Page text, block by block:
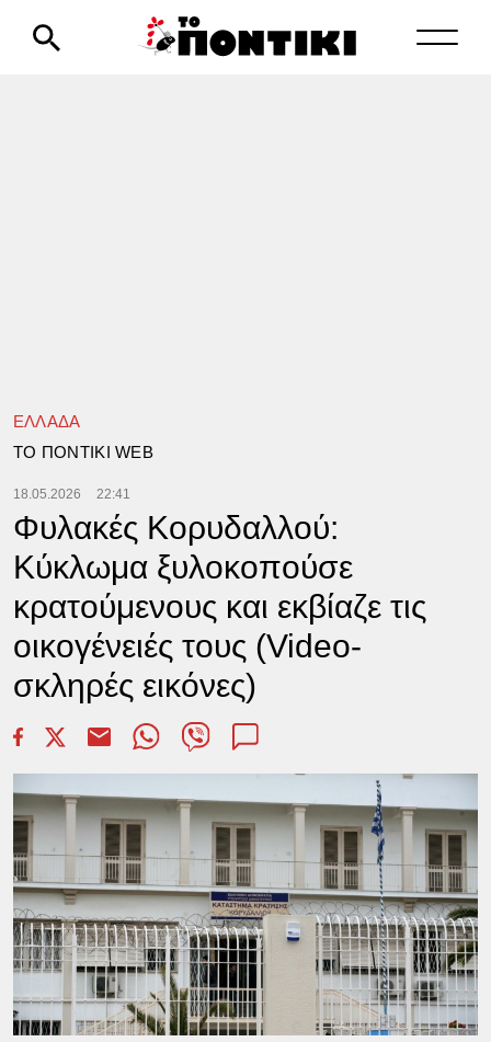
ΕΛΛΑΔΑ
TΟ ΠΟΝΤΙΚΙ WEB
18.05.2026 22:41
Φυλακές Κορυδαλλού:
Κύκλωμα ξυλοκοπούσε
κρατούμενους και εκβίαζε τις
οικογένειές τους (Video-
σκληρές εικόνες)